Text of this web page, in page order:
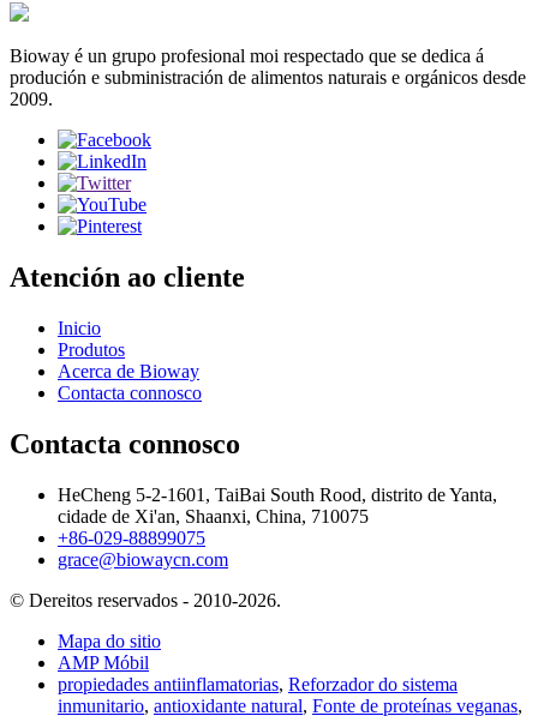
Bioway é un grupo profesional moi respectado que se dedica á
produción e subministración de alimentos naturais e orgánicos desde
2009.
Atención ao cliente
Inicio
Produtos
Acerca de Bioway
Contacta connosco
Contacta connosco
HeCheng 5-2-1601, TaiBai South Rood, distrito de Yanta,
cidade de Xi'an, Shaanxi, China, 710075
+86-029-88899075
grace@biowaycn.com
© Dereitos reservados - 2010-2026.
Mapa do sitio
AMP Móbil
propiedades antiinflamatorias, Reforzador do sistema
inmunitario, antioxidante natural, Fonte de proteínas veganas,